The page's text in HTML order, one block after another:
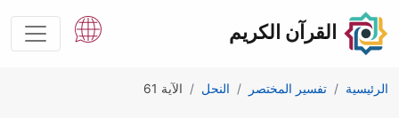
القرآن الكريم
الرئيسية تفسير المختصر النحل الآية 61